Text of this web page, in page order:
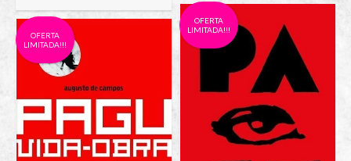
OFERTA
LIMITADA!!!
OFERTA
LIMITADA!!!